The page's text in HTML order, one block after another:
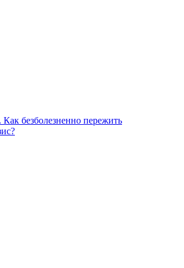
безболезненно пережить